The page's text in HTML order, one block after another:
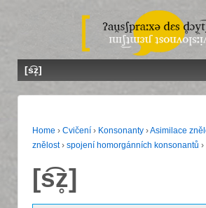
[s͡z̥]
Home › Cvičení › Konsonanty ›Asimilace
znělost › spojení homorgánních konsonantů ›
[s͡z̥]